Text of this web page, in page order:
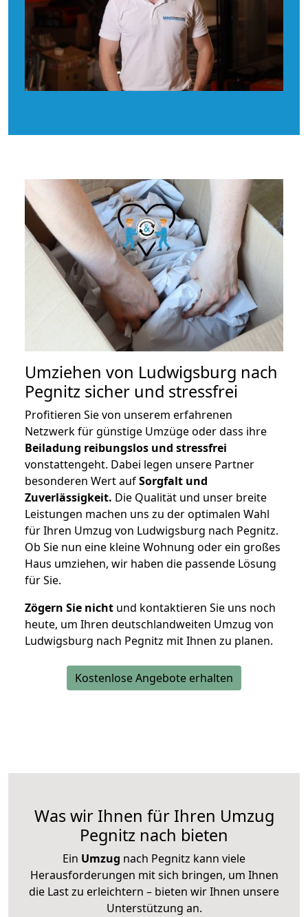
Umziehen von Ludwigsburg nach
Pegnitz sicher und stressfrei
Profitieren Sie von unserem erfahrenen
Netzwerk für günstige Umzüge oder dass ihre
Beiladung reibungslos und stressfrei
vonstattengeht. Dabei legen unsere Partner
besonderen Wert aufSorgfalt und
Zuverlässigkeit. Die Qualität und unser breite
Leistungen machen uns zu der optimalen Wahl
für Ihren Umzug von Ludwigsburg nach Pegnitz.
Ob Sie nun eine kleine Wohnung oder ein großes
Haus umziehen, wir haben die passende Lösung
für Sie.
Zögern Sie nicht und kontaktieren Sie uns noch
heute, um Ihren deutschlandweiten Umzug von
Ludwigsburg nach Pegnitz mit Ihnen zu planen.
Kostenlose Angebote erhalten
Was wir Ihnen für Ihren Umzug
Pegnitz nach bieten
Ein Umzug nach Pegnitz kann viele
Herausforderungen mit sich bringen, um Ihnen
die Last zu erleichtern – bieten wir Ihnen unsere
Unterstützung an.